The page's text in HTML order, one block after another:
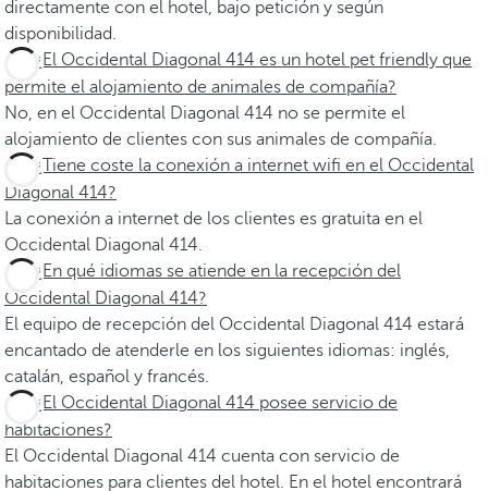
directamente con el hotel, bajo petición y según
disponibilidad.
¿El Occidental Diagonal 414 es un hotel pet friendly que
permite el alojamiento de animales de compañía?
No, en el Occidental Diagonal 414 no se permite el
alojamiento de clientes con sus animales de compañía.
¿Tiene coste la conexión a internet wifi en el Occidental
Diagonal 414?
La conexión a internet de los clientes es gratuita en el
Occidental Diagonal 414.
¿En qué idiomas se atiende en la recepción del
Occidental Diagonal 414?
El equipo de recepción del Occidental Diagonal 414 estará
encantado de atenderle en los siguientes idiomas: inglés,
catalán, español y francés.
¿El Occidental Diagonal 414 posee servicio de
habitaciones?
El Occidental Diagonal 414 cuenta con servicio de
habitaciones para clientes del hotel. En el hotel encontrará